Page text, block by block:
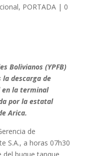
, PORTADA| 0
Bolivianos (YPFB)
descarga de
en la terminal
por la estatal
Arica.
de
S.A., a horas 07h30